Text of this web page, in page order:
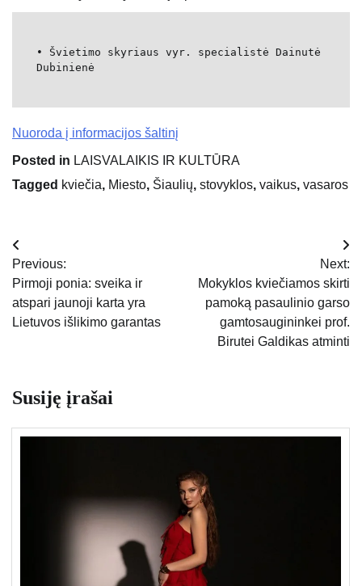
• Švietimo skyriaus vyr. specialistė Dainutė
Dubinienė
Nuoroda į informacijos šaltinį
Posted in LAISVALAIKIS IR KULTŪRA
Tagged kviečia, Miesto, Šiaulių, stovyklos, vaikus, vasaros
Navigacija
tarp
įrašų
Previous:
Pirmoji ponia: sveika ir
atspari jaunoji karta yra
Lietuvos išlikimo garantas
Next:
Mokyklos kviečiamos skirti
pamoką pasaulinio garso
gamtosaugininkei prof.
Birutei Galdikas atminti
Susiję įrašai